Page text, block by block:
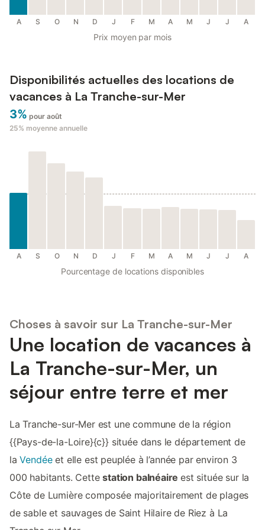
A S O N D J F M A M J J A
Prix moyen par mois
Disponibilités actuelles des locations de
vacances à La Tranche-sur-Mer
3% pour août
25% moyenne annuelle
A S O N D J F M A M J J A
Pourcentage de locations disponibles
Choses à savoir sur La Tranche-sur-Mer
Une location de vacances à
La Tranche-sur-Mer, un
séjour entre terre et mer
La Tranche-sur-Mer est une commune de la région
{{Pays-de-la-Loire}{c}} située dans le département de
laVendéeet elle est peuplée à l’année par environ 3
000 habitants. Cettestation balnéaireest située sur la
Côte de Lumière composée majoritairement de plages
de sable et sauvages de Saint Hilaire de Riez à La